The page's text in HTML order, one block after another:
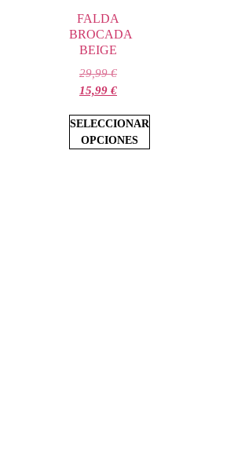
FALDA
BROCADA
BEIGE
29,99€
15,99€
SELECCIONAR
OPCIONES